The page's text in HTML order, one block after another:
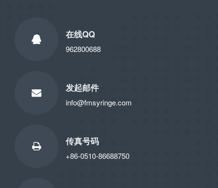
在线QQ
962800688
发起邮件
info@fmsyringe.com
传真号码
+86-0510-86688750